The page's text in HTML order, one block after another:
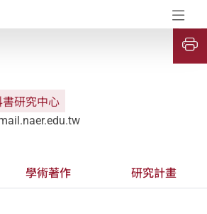
院-研究成果典藏庫
研究中心
學術著作 研究計畫